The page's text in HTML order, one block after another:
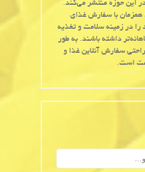
این حوزه منتشر می‌کند.
همزمان با سفارش غذای
را در زمینه سلامت و تغذیه
داشته باشند. به طور
سفارش آنلاین غذا و
است.